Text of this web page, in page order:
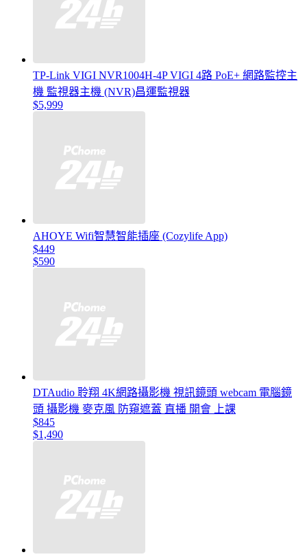
TP-Link VIGI NVR1004H-4P VIGI 4路 PoE+ 網路監控主
機 監視器主機 (NVR)昌運監視器
$5,999
AHOYE Wifi智慧智能插座 (Cozylife App)
$449
$590
DTAudio 聆翔 4K網路攝影機 視訊鏡頭 webcam 電腦鏡
頭 攝影機 麥克風 防窺遮蓋 直播 開會 上課
$845
$1,490